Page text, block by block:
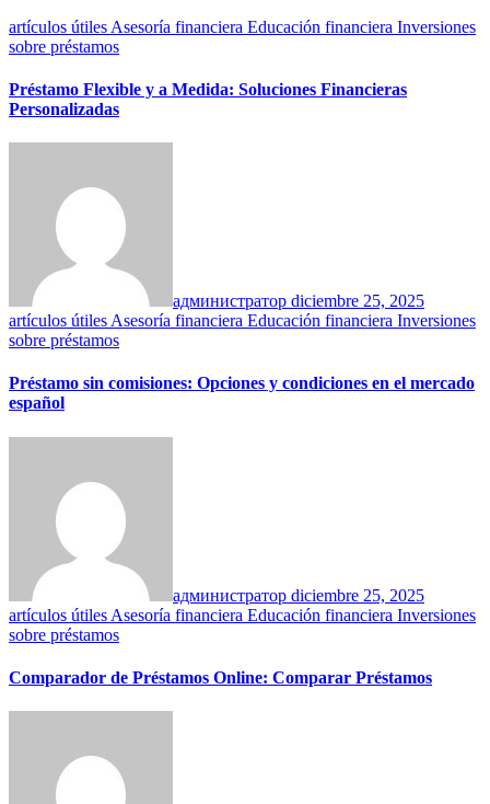
artículos útiles Asesoría financiera Educación financiera Inversiones
sobre préstamos
Préstamo Flexible y a Medida: Soluciones Financieras
Personalizadas
администратор diciembre 25, 2025
artículos útiles Asesoría financiera Educación financiera Inversiones
sobre préstamos
Préstamo sin comisiones: Opciones y condiciones en el mercado
español
администратор diciembre 25, 2025
artículos útiles Asesoría financiera Educación financiera Inversiones
sobre préstamos
Comparador de Préstamos Online: Comparar Préstamos